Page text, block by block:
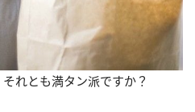
れとも満タン派ですか？